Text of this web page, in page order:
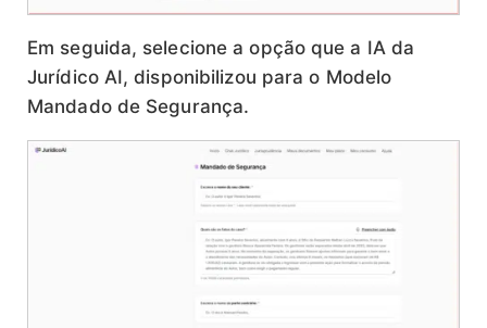
Em seguida, selecione a opção que a IA da
Jurídico AI, disponibilizou para o Modelo
Mandado de Segurança.